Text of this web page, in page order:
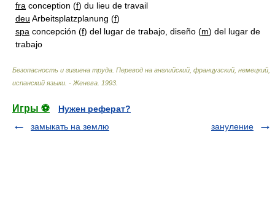
fra conception (f) du lieu de travail
deu Arbeitsplatzplanung (f)
spa concepción (f) del lugar de trabajo, diseño (m) del lugar de
trabajo
Безопасность и гигиена труда. Перевод на английский, французский, немецкий,
испанский языки. - Женева 1993
Игры ⚽
Нужен реферат?
замыкать на землю
зануление